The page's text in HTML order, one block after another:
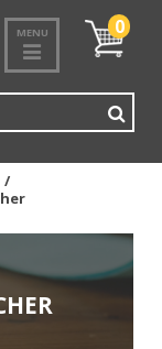
MENU
Mon
panier
0